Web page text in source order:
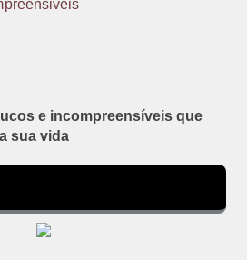
e incompreensíveis que
sua vida